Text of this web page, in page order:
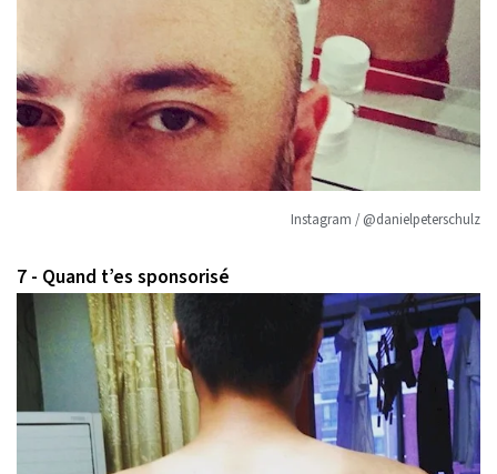
Instagram / @danielpeterschulz
7 - Quand t’es sponsorisé